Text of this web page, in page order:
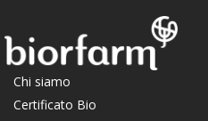
Chi siamo
Certificato Bio